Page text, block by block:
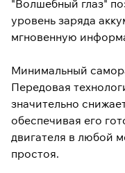
"Волшебный глаз"
уровень заряда
мгновенную
Минимальный
Передовая
значительно
обеспечивая его
двигателя в любой
простоя.